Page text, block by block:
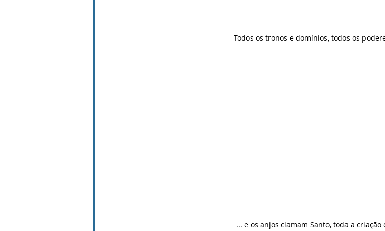
Todos os tronos e domínios, todos os
... e os anjos clamam Santo, toda a criação